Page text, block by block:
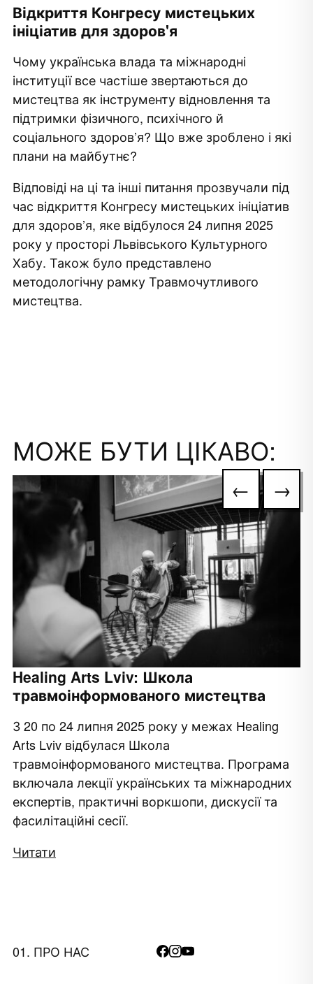
Відкриття Конгресу мистецьких
ініціатив для здоров'я
Чому українська влада та міжнародні
інституції все частіше звертаються до
мистецтва як інструменту відновлення та
підтримки фізичного, психічного й
соціального здоров’я? Що вже зроблено і які
плани на майбутнє?
Відповіді на ці та інші питання прозвучали під
час відкриття Конгресу мистецьких ініціатив
для здоров’я, яке відбулося 24 липня 2025
року у просторі Львівського Культурного
Хабу. Також було представлено
методологічну рамку Травмочутливого
мистецтва.
МОЖЕ БУТИ ЦІКАВО:
Healing Arts Lviv: Школа
травмоінформованого мистецтва
З 20 по 24 липня 2025 року у межах Healing
Arts Lviv відбулася Школа
травмоінформованого мистецтва. Програма
включала лекції українських та міжнародних
експертів, практичні воркшопи, дискусії та
фасилітаційні сесії.
Читати
← →
01. ПРО НАС